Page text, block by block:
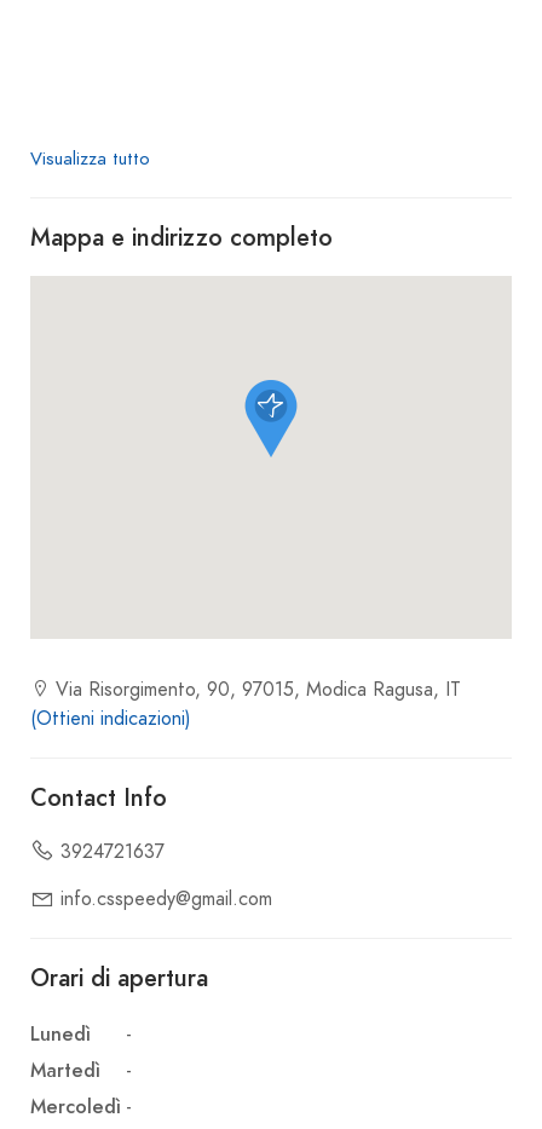
Visualizza tutto
Mappa e indirizzo completo
Via Risorgimento, 90, 97015, Modica Ragusa, IT
(Ottieni indicazioni)
Contact Info
3924721637
info.csspeedy@gmail.com
Orari di apertura
Lunedì
-
Martedì
-
Mercoledì -